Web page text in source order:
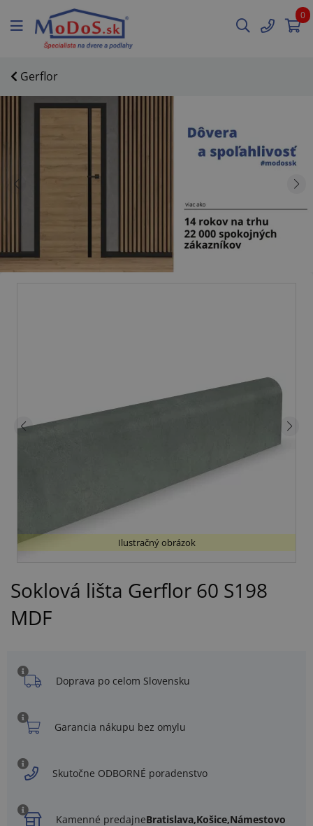
0
Gerflor
Ilustračný obrázok
Soklová lišta Gerflor 60 S198
MDF
Doprava po celom Slovensku
Garancia nákupu bez omylu
Skutočne ODBORNÉ poradenstvo
Kamenné predajneBratislava,Košice,Námestovo